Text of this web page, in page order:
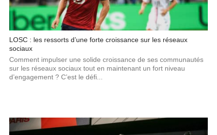
LOSC : les ressorts d’une forte croissance sur les réseaux
sociaux
Comment impulser une solide croissance de ses communautés
sur les réseaux sociaux tout en maintenant un fort niveau
d’engagement ? C’est le défi...